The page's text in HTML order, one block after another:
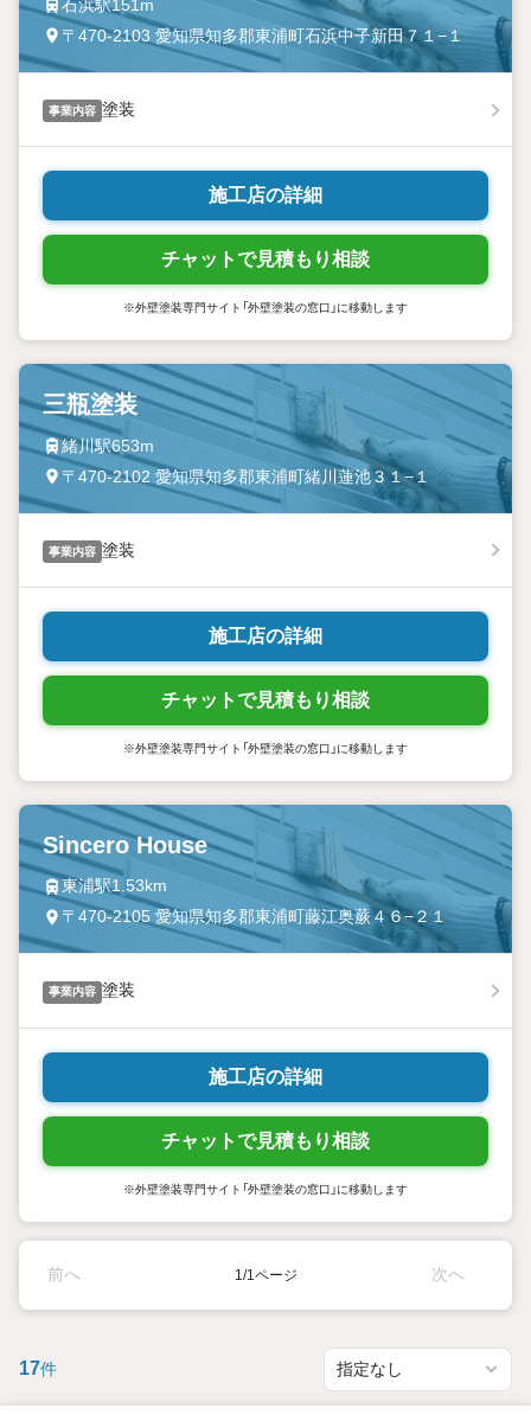
石浜駅151m
〒470-2103 愛知県知多郡東浦町石浜中子新田７１−１
事業内容 塗装
施工店の詳細
チャットで見積もり相談
※外壁塗装専門サイト「外壁塗装の窓口」に移動します
三瓶塗装
緒川駅653m
〒470-2102 愛知県知多郡東浦町緒川蓮池３１−１
事業内容 塗装
施工店の詳細
チャットで見積もり相談
※外壁塗装専門サイト「外壁塗装の窓口」に移動します
Sincero House
東浦駅1.53km
〒470-2105 愛知県知多郡東浦町藤江奥蕨４６−２１
事業内容 塗装
施工店の詳細
チャットで見積もり相談
※外壁塗装専門サイト「外壁塗装の窓口」に移動します
前へ 1/1ページ 次へ
17件